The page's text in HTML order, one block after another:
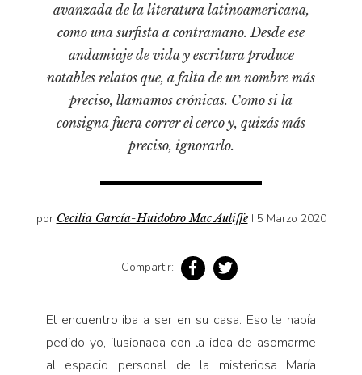
Literatura
Medioambiente
Narrativas visuales
Pensamiento
Pensamiento ilustrado
Voces y lecturas
avanzada de la literatura latinoamericana,
como una surfista a contramano. Desde ese
andamiaje de vida y escritura produce
notables relatos que, a falta de un nombre más
preciso, llamamos crónicas. Como si la
consigna fuera correr el cerco y, quizás más
preciso, ignorarlo.
por Cecilia García-Huidobro Mac Auliffe I 5 Marzo 2020
Compartir:
El encuentro iba a ser en su casa. Eso le había
pedido yo, ilusionada con la idea de asomarme
al espacio personal de la misteriosa María